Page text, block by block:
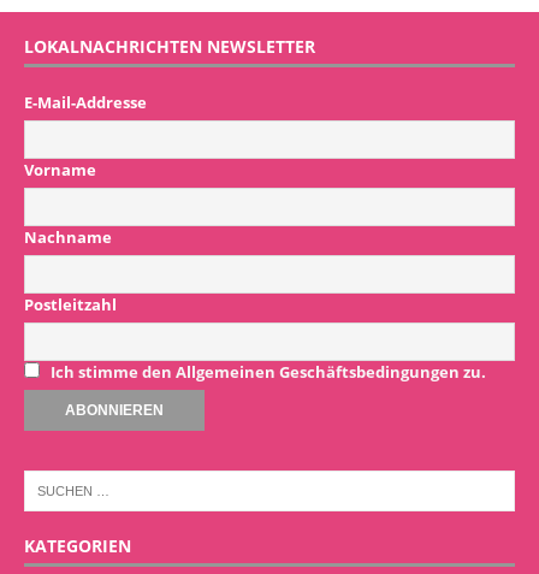
LOKALNACHRICHTEN NEWSLETTER
E-Mail-Addresse
Vorname
Nachname
Postleitzahl
Ich stimme den Allgemeinen Geschäftsbedingungen zu.
KATEGORIEN